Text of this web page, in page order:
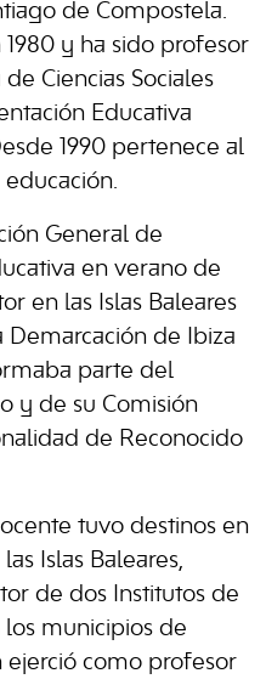
de Compostela.
1980 y ha sido profesor
Ciencias Sociales
Educativa
1990 pertenece al
General de
en verano de
en las Islas Baleares
de Ibiza
parte del
y de su Comisión
de Reconocido
tuvo destinos en
Islas Baleares,
de dos Institutos de
los municipios de
ejerció como profesor